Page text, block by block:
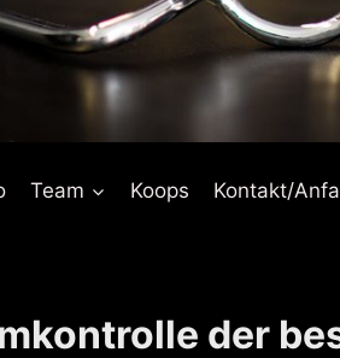
Team Koops Kontakt/
der